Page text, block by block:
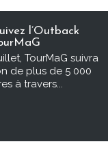
l’Outback
TourMaG suivra
de plus de 5 000
à travers...